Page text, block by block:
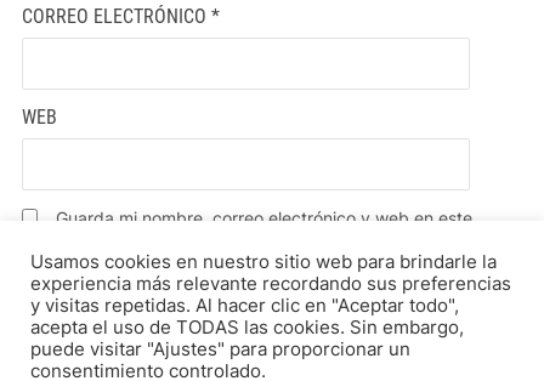
CORREO ELECTRÓNICO *
WEB
Guarda mi nombre, correo electrónico y web en este
Usamos cookies en nuestro sitio web para brindarle la
experiencia más relevante recordando sus preferencias
y visitas repetidas. Al hacer clic en "Aceptar todo",
acepta el uso de TODAS las cookies. Sin embargo,
puede visitar "Ajustes" para proporcionar un
consentimiento controlado.